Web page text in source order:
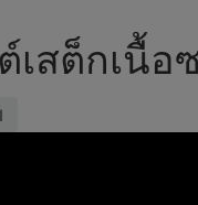
เสต็กเนื้อ